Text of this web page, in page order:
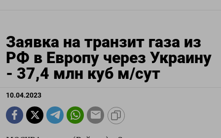
Заявка на транзит газа из
РФ в Европу через Украину
- 37,4 млн куб м/сут
10.04.2023